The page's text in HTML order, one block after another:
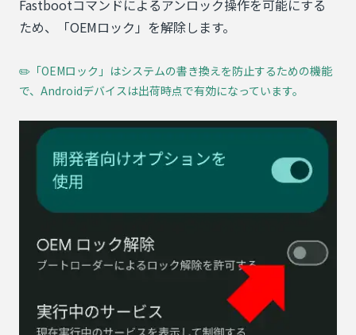
Fastbootコマンドによるアンロック操作を可能にする
ため、「OEMロック」を解除します。
✏️「OEMロック」はシステムの書き換えを防止するための機能
で、Androidデバイスは出荷時点で有効になっています。